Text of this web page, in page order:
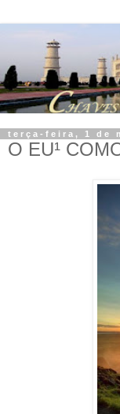
terça-feira, 1 de
O EU¹